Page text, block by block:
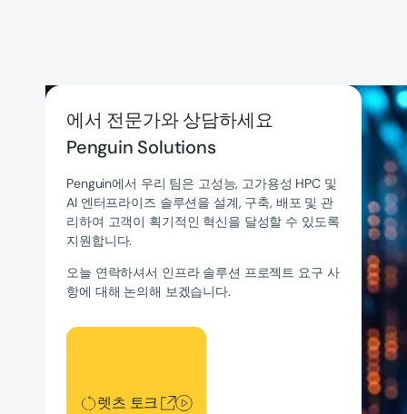
에서 전문가와 상담하세요
Penguin Solutions
Penguin에서 우리 팀은 고성능, 고가용성 HPC 및
AI 엔터프라이즈 솔루션을 설계, 구축, 배포 및 관
리하여 고객이 획기적인 혁신을 달성할 수 있도록
지원합니다.
오늘 연락하셔서 인프라 솔루션 프로젝트 요구 사
항에 대해 논의해 보겠습니다.
렛츠 토크
렛츠 토크